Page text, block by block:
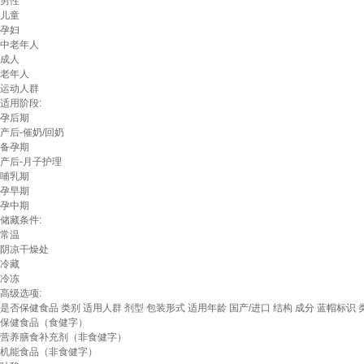
儿童
孕妇
中老年人
成人
老年人
运动人群
适用阶段:
孕后期
产后-催奶/回奶
备孕期
产后-月子护理
哺乳期
孕早期
孕中期
储藏条件:
常温
阴凉干燥处
冷藏
冷冻
高级选项:
是否保健食品 类别 适用人群 剂型 包装形式 适用年龄 国产/进口 结构 成分 蓝帽标识
保健食品（食健字）
营养膳食补充剂（非食健字）
机能食品（非食健字）